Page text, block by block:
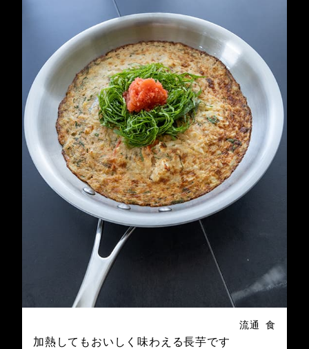
流通 食
加熱してもおいしく味わえる長芋です